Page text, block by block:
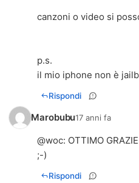
canzoni o video si
p.s.
il mio iphone non è
Rispondi
Marobubu17 anni fa
@woc: OTTIMO GRAZIE
;-)
Rispondi